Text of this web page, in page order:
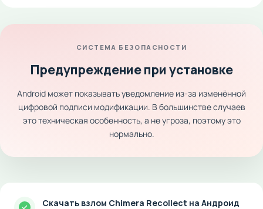
СИСТЕМА БЕЗОПАСНОСТИ
Предупреждение при установке
Android может показывать уведомление из-за изменённой
цифровой подписи модификации. В большинстве случаев
это техническая особенность, а не угроза, поэтому это
нормально.
Скачать взлом Chimera Recollect на Андроид